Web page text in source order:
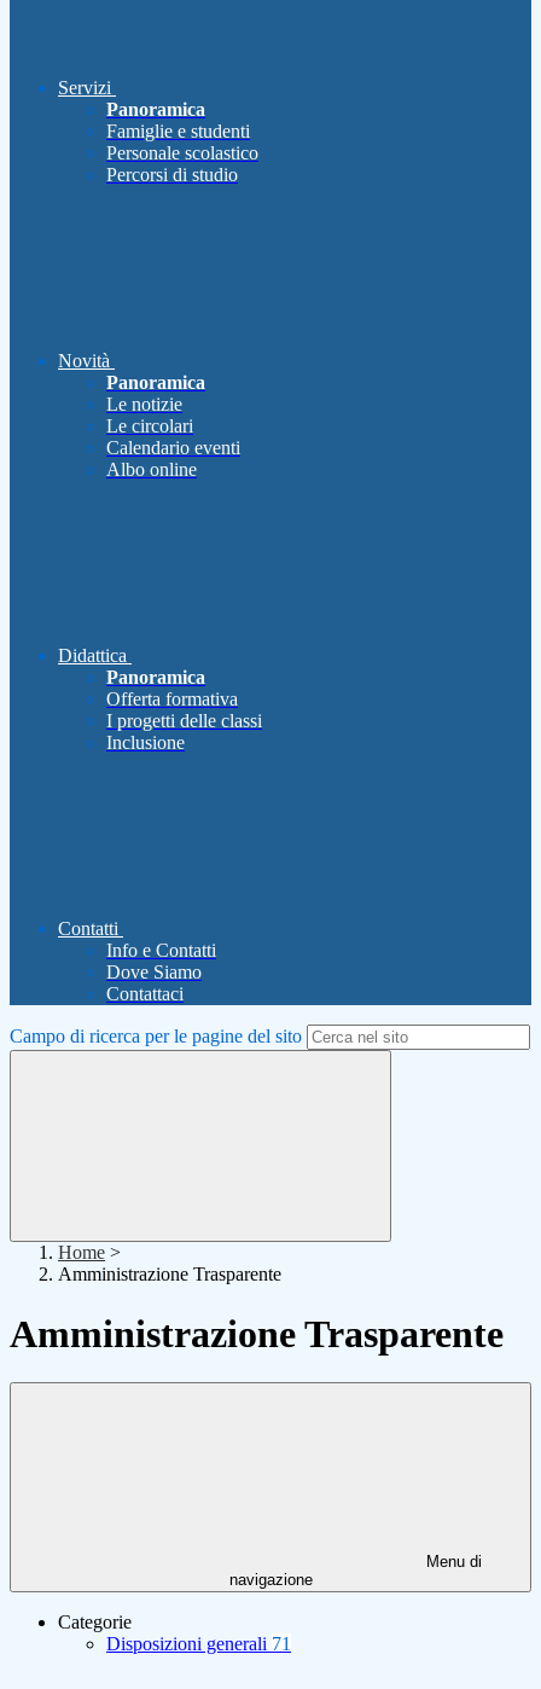
Servizi
Panoramica
Famiglie e studenti
Personale scolastico
Percorsi di studio
Novità
Panoramica
Le notizie
Le circolari
Calendario eventi
Albo online
Didattica
Panoramica
Offerta formativa
I progetti delle classi
Inclusione
Contatti
Info e Contatti
Dove Siamo
Contattaci
Campo di ricerca per le pagine del sito
Home >
Amministrazione Trasparente
Amministrazione Trasparente
Menu di
navigazione
Categorie
Disposizioni generali 71